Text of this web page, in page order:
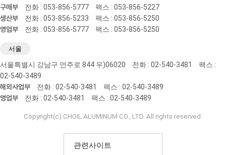
KO
구매부
전화 : 053-856-5777
팩스 : 053-856-5227
생산부
전화 : 053-856-5233
팩스 : 053-856-5250
영업부
전화 : 053-856-5777 팩스 : 053-856-5250
서울
서울특별시 강남구 언주로 844 우)06020 전화 : 02-540-3481
팩스 :
02-540-3489
해외사업부
전화 : 02-540-3481
팩스 : 02-540-3489
영업부
전화 : 02-540-3481 팩스 : 02-540-3489
Copyright(c) CHOIL ALUMINUM CO., LTD. All rights reserved.
관련사이트